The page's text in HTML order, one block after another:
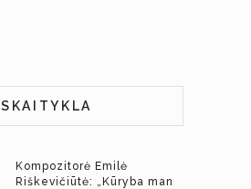
SKAITYKLA
Kompozitorė Emilė
Riškevičiūtė: „Kūryba man